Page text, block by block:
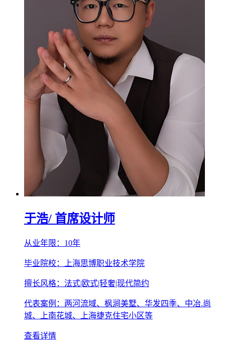
于浩/ 首席设计师
从业年限：10年
毕业院校：上海思博职业技术学院
擅长风格：法式|欧式|轻奢|现代简约
代表案例：两河流域、枫涧美墅、华发四季、中冶.尚
城、上南花城、上海捷克住宅小区等
查看详情